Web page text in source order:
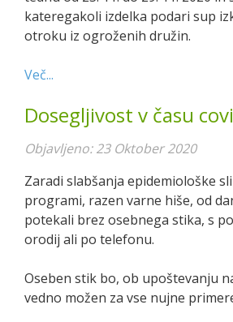
kateregakoli izdelka podari sup
otroku iz ogroženih družin.
Več...
Dosegljivost v času
Objavljeno: 23 Oktober 2020
Zaradi slabšanja epidemiološke
programi, razen varne hiše, od
potekali brez osebnega stika, s
orodij ali po telefonu.
Oseben stik bo, ob upoštevanju
vedno možen za vse nujne